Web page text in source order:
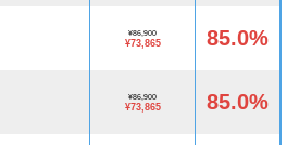
¥86,900
¥73,865 85.0%
¥86,900
¥73,865 85.0%